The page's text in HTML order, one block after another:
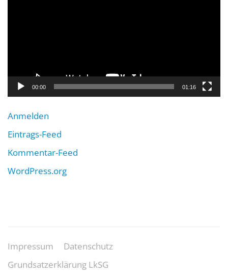
00:00 01:16
Anmelden
Eintrags-Feed
Kommentar-Feed
WordPress.org
Impressum
Datenschutz
Grundsatzerklärung LkSG